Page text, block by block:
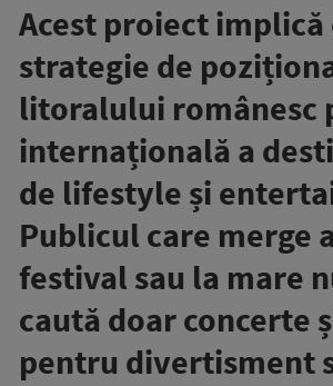
Acest proiect implică
strategie de
litoralului românesc
internațională a
de lifestyle și
Publicul care merge
festival sau la mare
caută doar concerte
pentru divertisment